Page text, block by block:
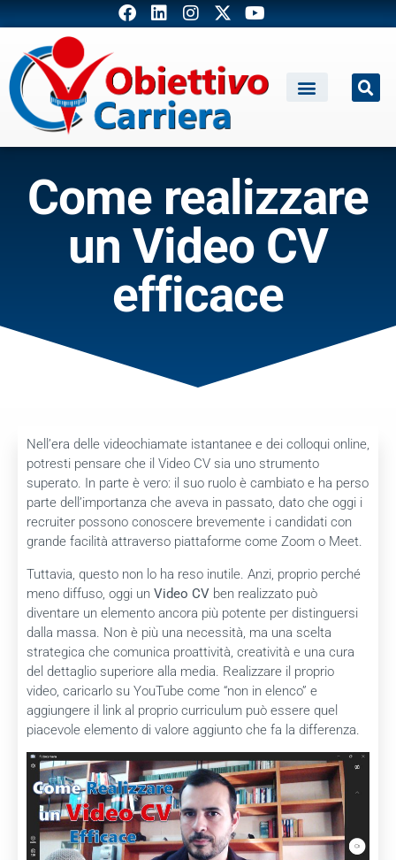
Come realizzare
un Video CV
efficace
Nell’era delle videochiamate istantanee e dei colloqui online,
potresti pensare che il Video CV sia uno strumento
superato. In parte è vero: il suo ruolo è cambiato e ha perso
parte dell’importanza che aveva in passato, dato che oggi i
recruiter possono conoscere brevemente i candidati con
grande facilità attraverso piattaforme come Zoom o Meet.
Tuttavia, questo non lo ha reso inutile. Anzi, proprio perché
meno diffuso, oggi un Video CV ben realizzato può
diventare un elemento ancora più potente per distinguersi
dalla massa. Non è più una necessità, ma una scelta
strategica che comunica proattività, creatività e una cura
del dettaglio superiore alla media. Realizzare il proprio
video, caricarlo su YouTube come “non in elenco” e
aggiungere il link al proprio curriculum può essere quel
piacevole elemento di valore aggiunto che fa la differenza.